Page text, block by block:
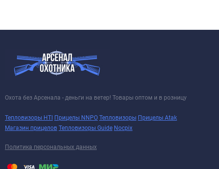
Охота без Арсенала - деньги на ветер! Товары оптом и в розницу
Тепловизоры HTI Прицелы NNPO Тепловизоры Прицелы Atak
Магазин прицелов Тепловизоры Guide Nocpix
Политика персональных данных